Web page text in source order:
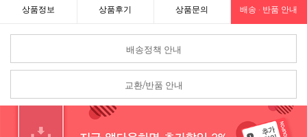
상품정보 상품후기 상품문의 배송 · 반품 안내
배송정책 안내
교환/반품 안내